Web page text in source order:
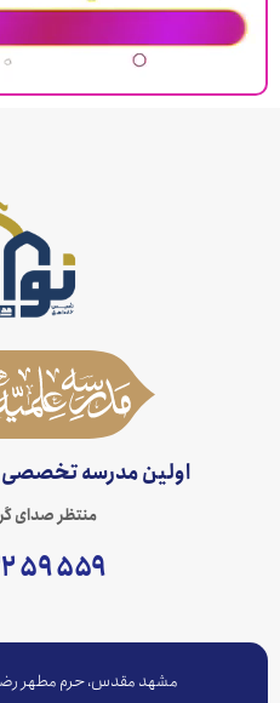
اولین مدرسه تخصصی
منتظر صدای گرمتان
مشهد مقدس، حرم مطهر رضوی،